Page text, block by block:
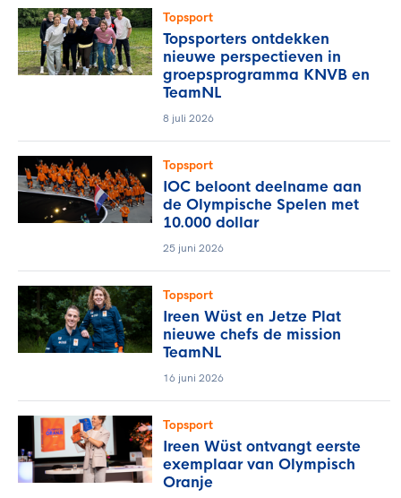
Topsport
Topsporters ontdekken
nieuwe perspectieven in
groepsprogramma KNVB en
TeamNL
8 juli 2026
Topsport
IOC beloont deelname aan
de Olympische Spelen met
10.000 dollar
25 juni 2026
Topsport
Ireen Wüst en Jetze Plat
nieuwe chefs de mission
TeamNL
16 juni 2026
Topsport
Ireen Wüst ontvangt eerste
exemplaar van Olympisch
Oranje